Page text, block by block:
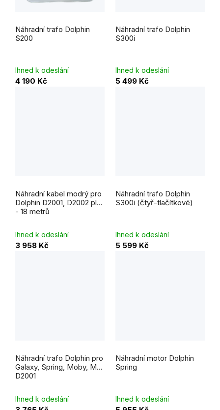
Náhradní trafo Dolphin
S200
Ihned k odeslání
4 190 Kč
Náhradní trafo Dolphin
S300i
Ihned k odeslání
5 499 Kč
Náhradní kabel modrý pro
Dolphin D2001, D2002 plus
- 18 metrů
Ihned k odeslání
3 958 Kč
Náhradní trafo Dolphin
S300i (čtyř-tlačítkové)
Ihned k odeslání
5 599 Kč
Náhradní trafo Dolphin pro
Galaxy, Spring, Moby, M3,
D2001
Ihned k odeslání
Náhradní motor Dolphin
Spring
Ihned k odeslání